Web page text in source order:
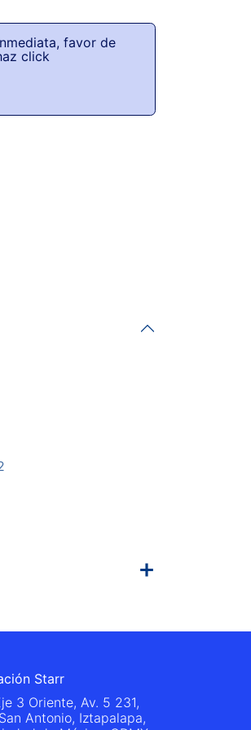
favor de
click
Starr
3 Oriente, Av. 5 231,
Antonio, Iztapalapa,